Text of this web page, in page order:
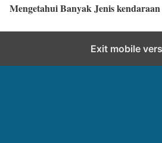
Mengetahui Banyak Jenis
Exit mobile